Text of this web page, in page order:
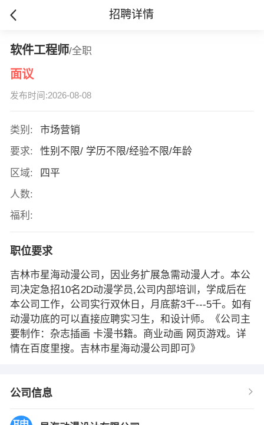
招聘详情
软件工程师/全职
面议
发布时间:2026-08-08
类别:
市场营销
要求:
性别不限/ 学历不限/经验不限/年龄
区域:
四平
人数:
福利:
职位要求
吉林市星海动漫公司，因业务扩展急需动漫人才。本公
司决定急招10名2D动漫学员,公司内部培训，学成后在
本公司工作，公司实行双休日，月底薪3千---5千。如有
动漫功底的可以直接应聘实习生，和设计师。《公司主
要制作：杂志插画 卡漫书籍。商业动画 网页游戏。详
情在百度里搜。吉林市星海动漫公司即可》
公司信息